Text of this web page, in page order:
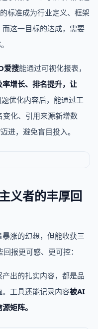
标准成为行业定义、框架
这一目标的达成，需要
爱搜能通过可视化报表，
增长、排名提升，让
优化内容后，能通过工
化、引用来源新增数
进，避免盲目投入。
义者的丰厚回
涨的幻想，但能收获三
回报更可感、更可控：
出的扎实内容，都是品
工具还能记录内容被AI
矩阵。